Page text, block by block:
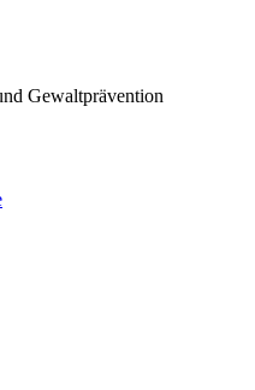
Gewaltprävention